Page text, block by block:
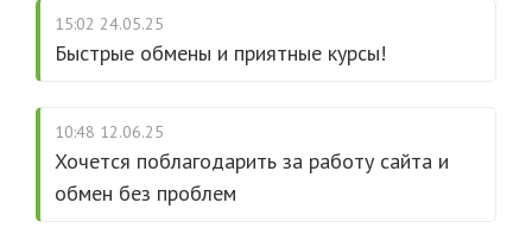
15:02 24.05.25
Быстрые обмены и приятные курсы!
10:48 12.06.25
Хочется поблагодарить за работу сайта и
обмен без проблем